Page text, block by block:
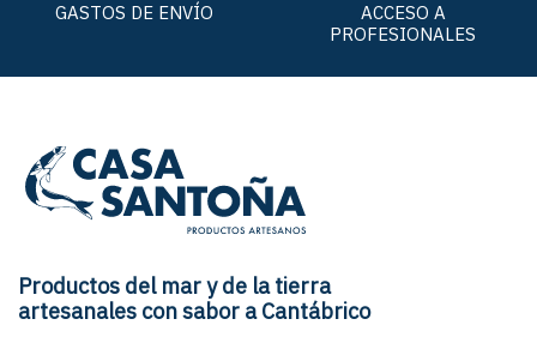
GASTOS DE ENVÍO
ACCESO A
PROFESIONALES
Productos del mar y de la tierra
artesanales con sabor a Cantábrico